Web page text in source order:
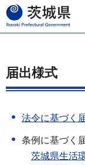
茨城県
届出様式
法令に基づく
条例に基づく
茨城県生活